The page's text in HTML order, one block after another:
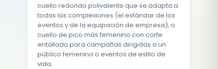
cuello redondo polivalente que se adapta a
todas las complexiones (el estándar de los
eventos y de la equipación de empresa), o
cuello de pico más femenino con corte
entallado para campañas dirigidas a un
público femenino o eventos de estilo de
vida.